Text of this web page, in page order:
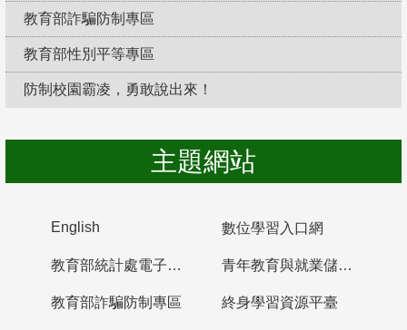
教育部詐騙防制專區
教育部性別平等專區
防制校園霸凌，勇敢說出來！
主題網站
English 數位學習入口網
教育部統計處電子書櫃 青年教育與就業儲蓄帳戶
教育部詐騙防制專區 終身學習資源平臺